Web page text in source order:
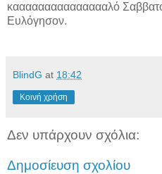
καααααααααααααααλό
Ευλόγησον.
BlindG at 18:42
Κοινή χρήση
Δεν υπάρχουν σχόλια:
Δημοσίευση σχολίου